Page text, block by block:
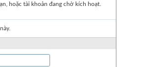
hoặc tài khoản đang chờ kích hoạt.